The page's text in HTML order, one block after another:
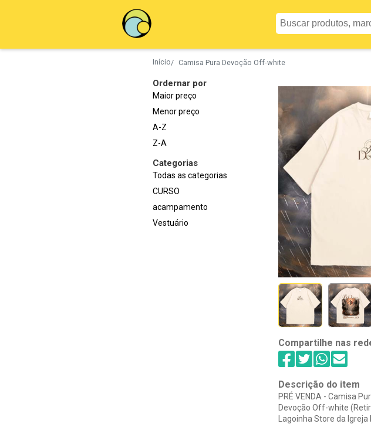
Início/ Camisa Pura Devoção Off-white
Ordernar por
Maior preço
Menor preço
A-Z
Z-A
Categorias
Todas as categorias
CURSO
acampamento
Vestuário
Compartilhe nas
Descrição do item
PRÉ VENDA - Camisa
Devoção Off-white
Lagoinha Store da Igreja